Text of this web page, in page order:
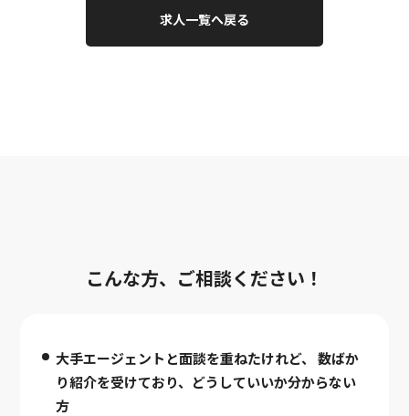
求人一覧へ戻る
こんな方、ご相談ください！
大手エージェントと面談を重ねたけれど、
数ばか
り紹介を受けており、どうしていいか分からない
方